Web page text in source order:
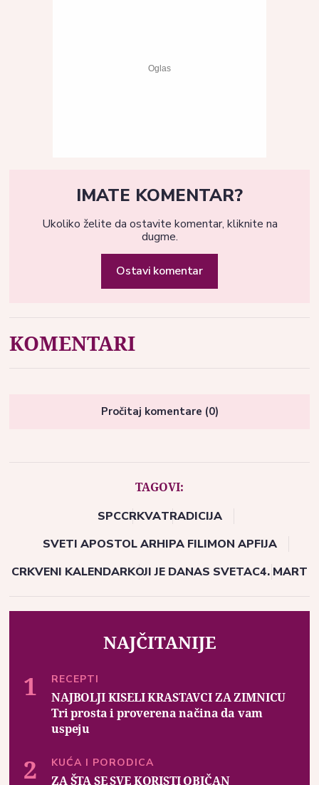
IMATE KOMENTAR?
Ukoliko želite da ostavite komentar, kliknite na
dugme.
Ostavi komentar
KOMENTARI
Pročitaj komentare (0)
TAGOVI:
SPCCRKVATRADICIJA
SVETI APOSTOL ARHIPA FILIMON APFIJA
CRKVENI KALENDARKOJI JE DANAS SVETAC4. MART
NAJČITANIJE
RECEPTI
NAJBOLJI KISELI KRASTAVCI ZA ZIMNICU
Tri prosta i proverena načina da vam
uspeju
KUĆA I PORODICA
ZA ŠTA SE SVE KORISTI OBIČAN